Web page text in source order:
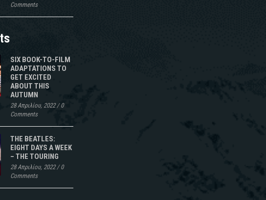
Comments
SIX BOOK-TO-FILM
ADAPTATIONS TO
GET EXCITED
ABOUT THIS
AUTUMN
28 Απριλίου, 2022/0
Comments
THE BEATLES:
EIGHT DAYS A WEEK
– THE TOURING
28 Απριλίου, 2022/0
Comments